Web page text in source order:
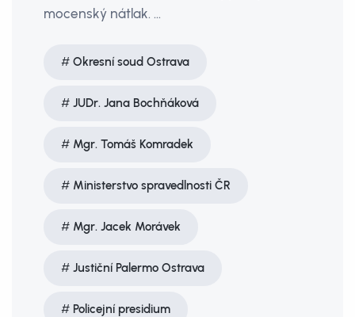
mocenský nátlak. …
Okresní soud Ostrava
JUDr. Jana Bochňáková
Mgr. Tomáš Komradek
Ministerstvo spravedlnosti ČR
Mgr. Jacek Morávek
Justiční Palermo Ostrava
Policejní presidium